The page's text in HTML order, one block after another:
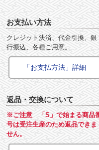
お支払い方法
クレジット決済、代金引換、銀
行振込、各種ご用意。
「お支払方法」詳細
返品・交換について
※ご注意 「S」で始まる商品
号は受注生産のため返品できま
せん。